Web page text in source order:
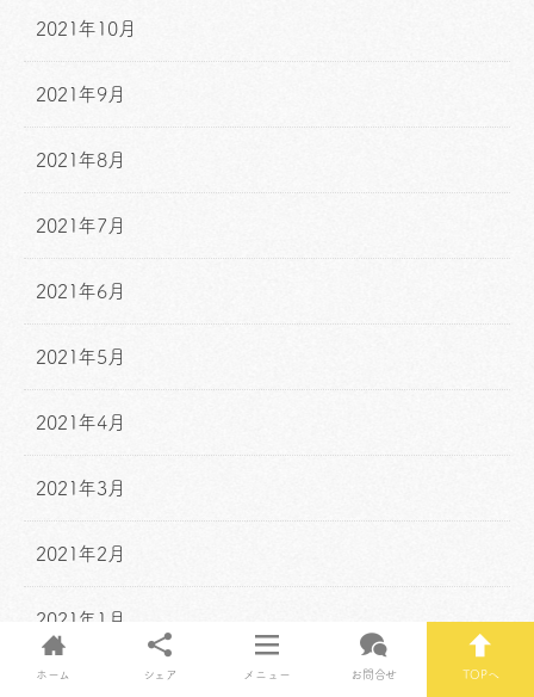
2021年10月
2021年9月
2021年8月
2021年7月
2021年6月
2021年5月
2021年4月
2021年3月
2021年2月
2021年1月
2020年12月
ホーム シェア メニュー お問合せ TOPへ